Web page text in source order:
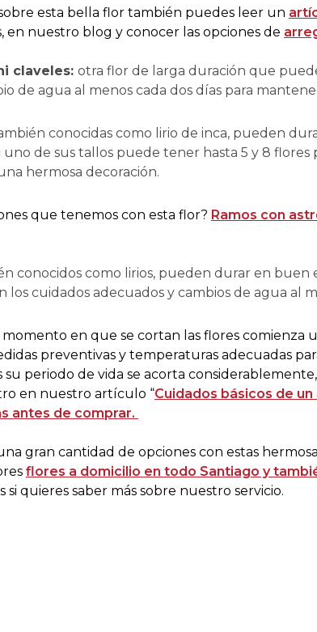
esta bella flor también puedes leer un
en nuestro blog y conocer las opciones de
claveles: otra flor de larga duración que
de agua al menos cada dos días para
conocidas como lirio de inca, pueden
uno de sus tallos puede tener hasta 5 y 8
hermosa decoración.
que tenemos con esta flor? Ramos con
conocidos como lirios, pueden durar en buen
los cuidados adecuados y cambios de agua al
en que se cortan las flores comienza
preventivas y temperaturas adecuadas
periodo de vida se acorta
en nuestro artículo “Cuidados básicos de
antes de comprar.
gran cantidad de opciones con estas
flores a domicilio en todo Santiago y
si quieres saber más sobre nuestro servicio.